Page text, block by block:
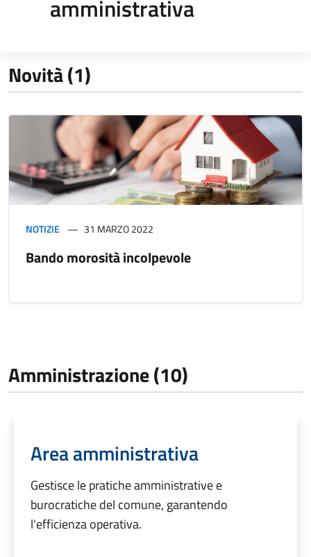
amministrativa
Novità (1)
NOTIZIE 31 MARZO 2022
Bando morosità incolpevole
Amministrazione (10)
Area amministrativa
Gestisce le pratiche amministrative e
burocratiche del comune, garantendo
l'efficienza operativa.